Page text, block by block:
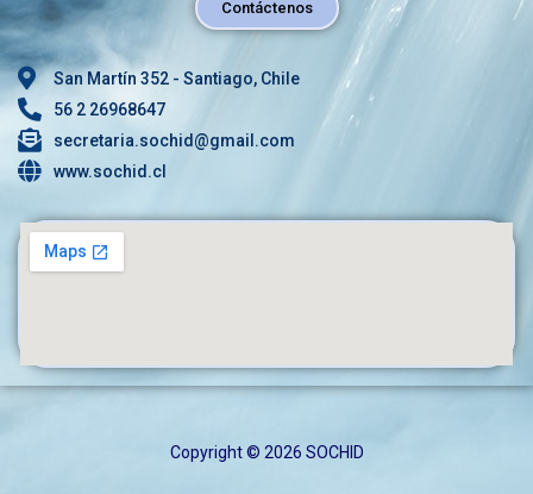
Contáctenos
San Martín 352 - Santiago, Chile
56 2 26968647
secretaria.sochid@gmail.com
www.sochid.cl
Copyright © 2026 SOCHID